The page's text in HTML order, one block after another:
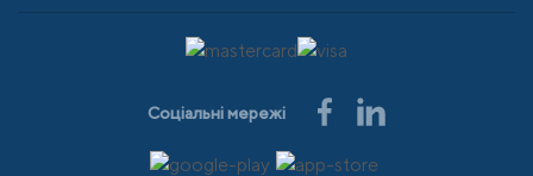
Соціальні мережі